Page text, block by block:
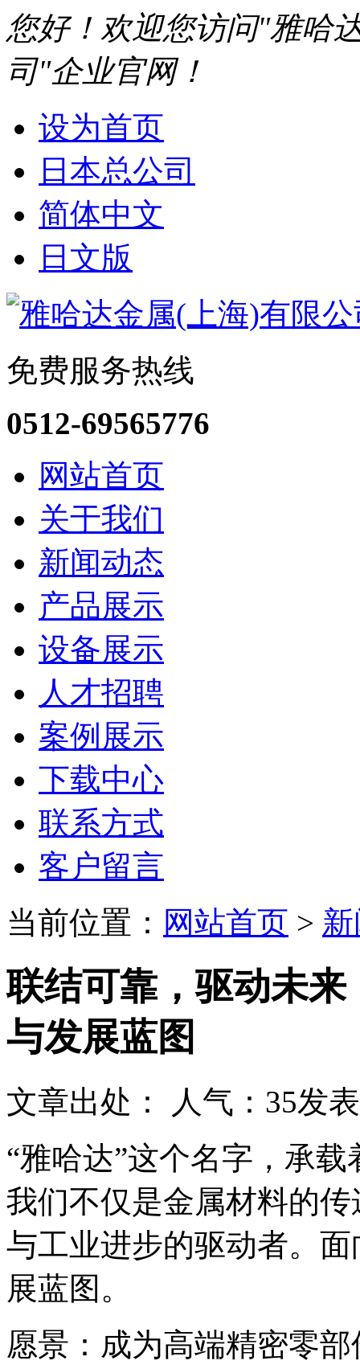
您好！欢迎您访问"雅哈
司"企业官网！
设为首页
日本总公司
简体中文
日文版
免费服务热线
0512-69565776
网站首页
关于我们
新闻动态
产品展示
设备展示
人才招聘
案例展示
下载中心
联系方式
客户留言
当前位置： 网站首页 >
联结可靠，驱动未
与发展蓝图
文章出处： 人气： 35发
“雅哈达”这个名字，承
我们不仅是金属材料的
与工业进步的驱动者。
展蓝图。
愿景：成为高端精密零